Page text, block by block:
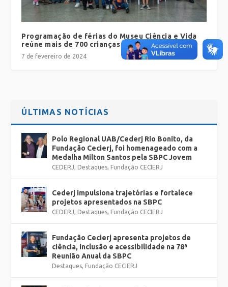
Programação de férias do Museu Ciência e Vida
reúne mais de 700 crianças
7 de fevereiro de 2024
ÚLTIMAS NOTÍCIAS
Polo Regional UAB/Cederj Rio Bonito, da
Fundação Cecierj, foi homenageado com a
Medalha Milton Santos pela SBPC Jovem
CEDERJ, Destaques, Fundação CECIERJ
Cederj impulsiona trajetórias e fortalece
projetos apresentados na SBPC
CEDERJ, Destaques, Fundação CECIERJ
Fundação Cecierj apresenta projetos de
ciência, inclusão e acessibilidade na 78ª
Reunião Anual da SBPC
Destaques, Fundação CECIERJ